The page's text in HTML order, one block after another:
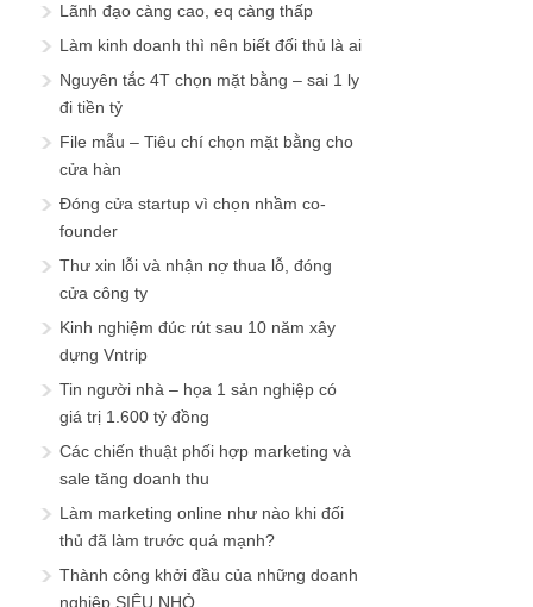
Lãnh đạo càng cao, eq càng thấp
Làm kinh doanh thì nên biết đối thủ là ai
Nguyên tắc 4T chọn mặt bằng – sai 1 ly
đi tiền tỷ
File mẫu – Tiêu chí chọn mặt bằng cho
cửa hàn
Đóng cửa startup vì chọn nhầm co-
founder
Thư xin lỗi và nhận nợ thua lỗ, đóng
cửa công ty
Kinh nghiệm đúc rút sau 10 năm xây
dựng Vntrip
Tin người nhà – họa 1 sản nghiệp có
giá trị 1.600 tỷ đồng
Các chiến thuật phối hợp marketing và
sale tăng doanh thu
Làm marketing online như nào khi đối
thủ đã làm trước quá mạnh?
Thành công khởi đầu của những doanh
nghiệp SIÊU NHỎ